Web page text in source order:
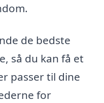
de bedste
så du kan få et
passer til dine
for